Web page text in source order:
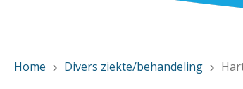
Home chevron_right Divers ziekte/behandeling chevron_right